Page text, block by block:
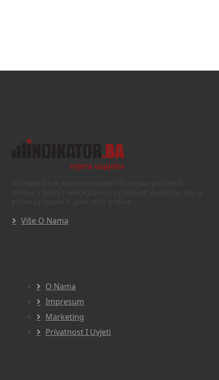
Više O Nama
O Nama
Impresum
Marketing
Privatnost I Uvjeti